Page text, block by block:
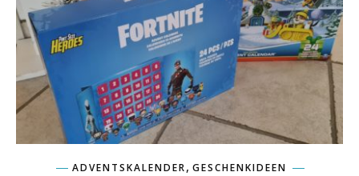
ADVENTSKALENDER, GESCHENKIDEEN